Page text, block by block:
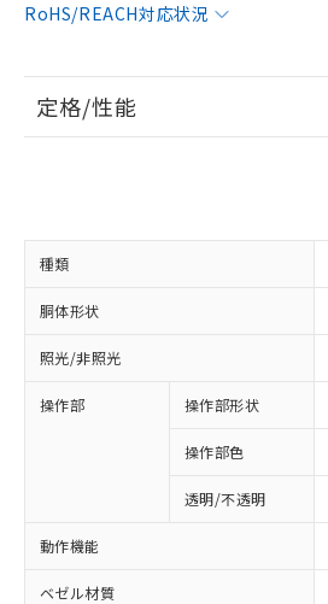
RoHS/REACH対応状況
定格/性能
種類
胴体形状
照光/非照光
操作部 操作部形状
操作部色
透明/不透明
動作機能
ベゼル材質